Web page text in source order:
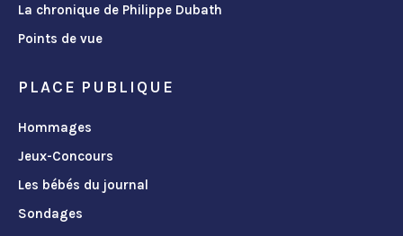
La chronique de Philippe Dubath
Points de vue
PLACE PUBLIQUE
Hommages
Jeux-Concours
Les bébés du journal
Sondages